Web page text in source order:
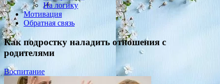
На логику
Мотивация
Обратная связь
Как подростку наладить отношения с
родителями
Воспитание